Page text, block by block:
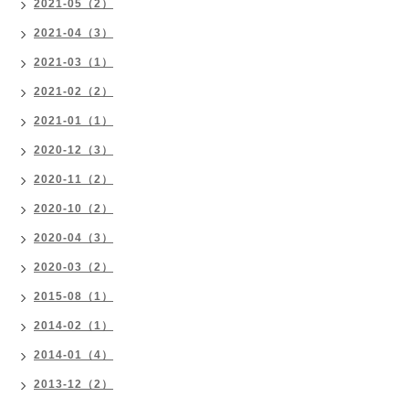
2021-05（2）
2021-04（3）
2021-03（1）
2021-02（2）
2021-01（1）
2020-12（3）
2020-11（2）
2020-10（2）
2020-04（3）
2020-03（2）
2015-08（1）
2014-02（1）
2014-01（4）
2013-12（2）